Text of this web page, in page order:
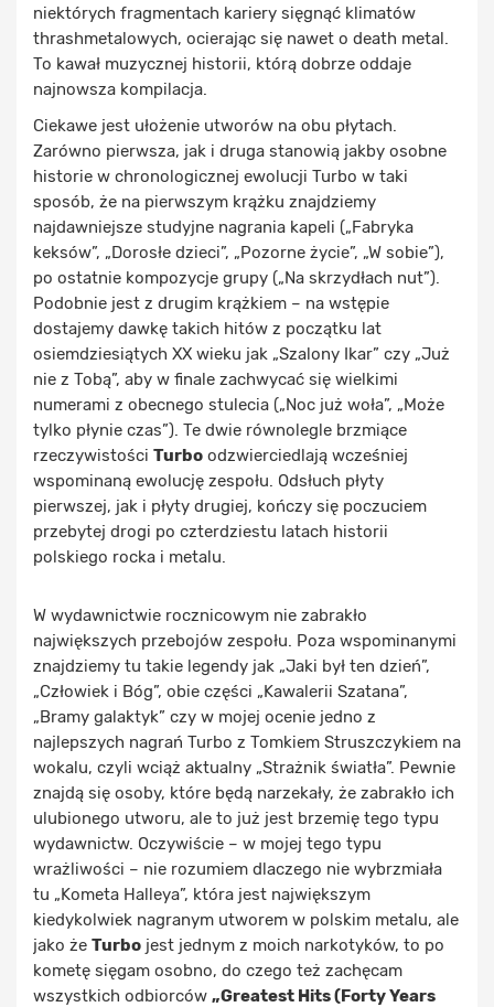
niektórych fragmentach kariery sięgnąć klimatów
thrashmetalowych, ocierając się nawet o death metal.
To kawał muzycznej historii, którą dobrze oddaje
najnowsza kompilacja.
Ciekawe jest ułożenie utworów na obu płytach.
Zarówno pierwsza, jak i druga stanowią jakby osobne
historie w chronologicznej ewolucji Turbo w taki
sposób, że na pierwszym krążku znajdziemy
najdawniejsze studyjne nagrania kapeli („Fabryka
keksów”, „Dorosłe dzieci”, „Pozorne życie”, „W sobie”),
po ostatnie kompozycje grupy („Na skrzydłach nut”).
Podobnie jest z drugim krążkiem – na wstępie
dostajemy dawkę takich hitów z początku lat
osiemdziesiątych XX wieku jak „Szalony Ikar” czy „Już
nie z Tobą”, aby w finale zachwycać się wielkimi
numerami z obecnego stulecia („Noc już woła”, „Może
tylko płynie czas”). Te dwie równolegle brzmiące
rzeczywistości Turbo odzwierciedlają wcześniej
wspominaną ewolucję zespołu. Odsłuch płyty
pierwszej, jak i płyty drugiej, kończy się poczuciem
przebytej drogi po czterdziestu latach historii
polskiego rocka i metalu.
W wydawnictwie rocznicowym nie zabrakło
największych przebojów zespołu. Poza wspominanymi
znajdziemy tu takie legendy jak „Jaki był ten dzień”,
„Człowiek i Bóg”, obie części „Kawalerii Szatana”,
„Bramy galaktyk” czy w mojej ocenie jedno z
najlepszych nagrań Turbo z Tomkiem Struszczykiem na
wokalu, czyli wciąż aktualny „Strażnik światła”. Pewnie
znajdą się osoby, które będą narzekały, że zabrakło ich
ulubionego utworu, ale to już jest brzemię tego typu
wydawnictw. Oczywiście – w mojej tego typu
wrażliwości – nie rozumiem dlaczego nie wybrzmiała
tu „Kometa Halleya”, która jest największym
kiedykolwiek nagranym utworem w polskim metalu, ale
jako że Turbo jest jednym z moich narkotyków, to po
kometę sięgam osobno, do czego też zachęcam
wszystkich odbiorców „Greatest Hits (Forty Years